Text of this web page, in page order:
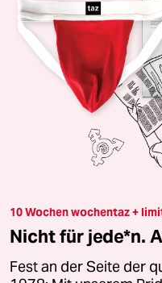
10 Wochen wochentaz +
Nicht für jede*n.
Fest an der Seite der